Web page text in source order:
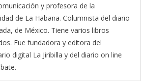
y profesora de la
de La Habana. Columnista del diario
de México. Tiene varios libros
Fue fundadora y editora del
digital La Jiribilla y del diario on line